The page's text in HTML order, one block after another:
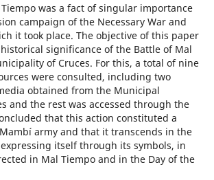
was a fact of singular importance
campaign of the Necessary War and
it took place. The objective of this paper
significance of the Battle of Mal
of Cruces. For this, a total of nine
were consulted, including two
obtained from the Municipal
and the rest was accessed through the
that this action constituted a
army and that it transcends in the
itself through its symbols, in
in Mal Tiempo and in the Day of the